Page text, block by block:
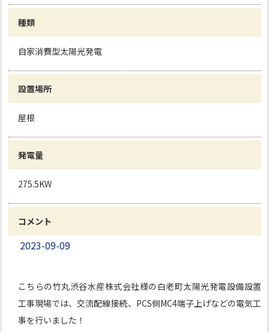
種類
自家消費型太陽光発電
設置場所
屋根
発電量
275.5KW
コメント
2023-09-09
こちらの竹丸渋谷水産株式会社様の白老町太陽光発電設備設置
工事現場では、交流配線接続、PCS側MC4端子上げなどの電気工
事を行いました！